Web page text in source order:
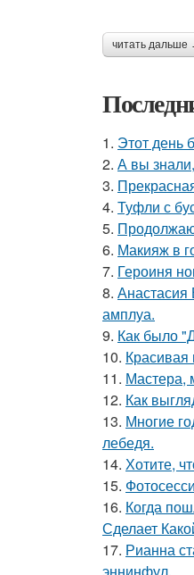
читать дальше
1. Этот день
2. А вы
3.
4. Туфли с
5.
6. Макияж в
7. Героиня
8. Анастасия
амплуа.
9. Как было
10. Красивая
11. Мастера,
12. Как
13. Многие
лебедя.
14. Хотите,
15.
16. Когда
Сделает
17. Рианна